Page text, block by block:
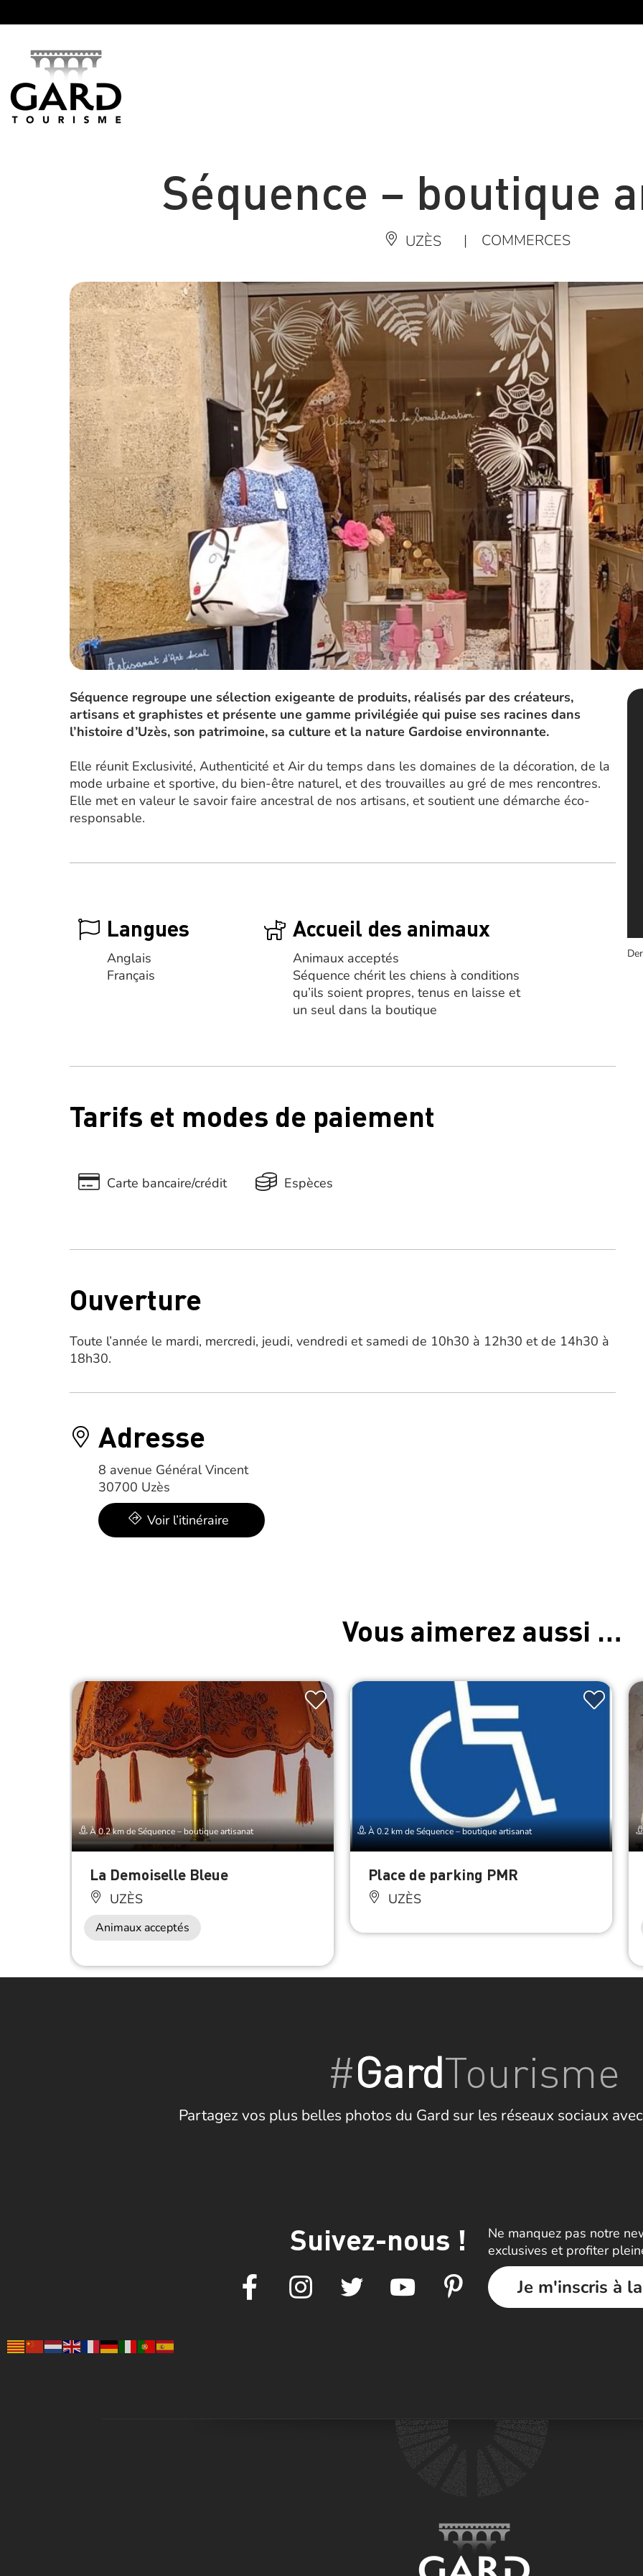
Séquence – boutique
UZÈS | COMMERCES
Séquence regroupe une sélection exigeante de produits, réalisés par des créateurs,
artisans et graphistes et présente une gamme privilégiée qui puise ses racines dans
l’histoire d’Uzès, son patrimoine, sa culture et la nature Gardoise environnante.
Elle réunit Exclusivité, Authenticité et Air du temps dans les domaines de la décoration, de la
mode urbaine et sportive, du bien-être naturel, et des trouvailles au gré de mes rencontres.
Elle met en valeur le savoir faire ancestral de nos artisans, et soutient une démarche éco-
responsable.
Langues
Anglais
Français
Accueil des animaux
Animaux acceptés
Séquence chérit les chiens à conditions
qu’ils soient propres, tenus en laisse et
un seul dans la boutique
Tarifs et modes de paiement
Carte bancaire/crédit Espèces
Ouverture
Toute l’année le mardi, mercredi, jeudi, vendredi et samedi de 10h30 à 12h30 et de 14h30 à
18h30.
Adresse
8 avenue Général Vincent
30700 Uzès
Voir l’itinéraire
Vous aimerez aussi …
À 0.2 km de Séquence – boutique artisanat
La Demoiselle Bleue
UZÈS
Animaux acceptés
À 0.2 km de Séquence – boutique artisanat
Place de parking PMR
UZÈS
#GardTourisme
Partagez vos plus belles photos du Gard sur les réseaux sociaux
Suivez-nous !
Ne manquez pas notre
exclusives et profiter
Je m'inscris à